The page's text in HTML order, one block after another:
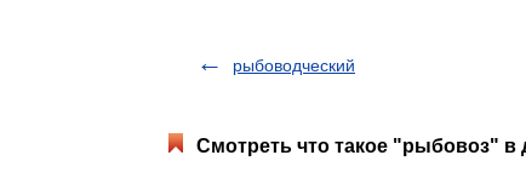
рыбоводческий
Смотреть что такое "рыбовоз" в